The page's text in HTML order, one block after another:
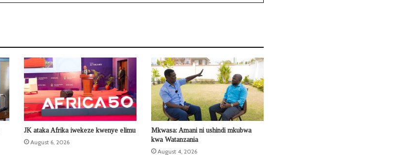
JK ataka Afrika iwekeze kwenye elimu
August 6, 2026
Mkwasa: Amani ni ushindi mkubwa
kwa Watanzania
August 4, 2026